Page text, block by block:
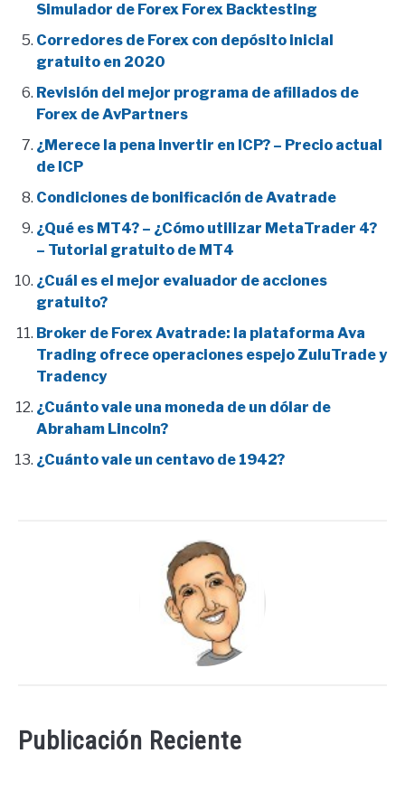
Simulador de Forex Forex Backtesting
Corredores de Forex con depósito inicial
gratuito en 2020
Revisión del mejor programa de afiliados de
Forex de AvPartners
¿Merece la pena invertir en ICP? – Precio actual
de ICP
Condiciones de bonificación de Avatrade
¿Qué es MT4? – ¿Cómo utilizar MetaTrader 4?
– Tutorial gratuito de MT4
¿Cuál es el mejor evaluador de acciones
gratuito?
Broker de Forex Avatrade: la plataforma Ava
Trading ofrece operaciones espejo ZuluTrade y
Tradency
¿Cuánto vale una moneda de un dólar de
Abraham Lincoln?
¿Cuánto vale un centavo de 1942?
Publicación Reciente